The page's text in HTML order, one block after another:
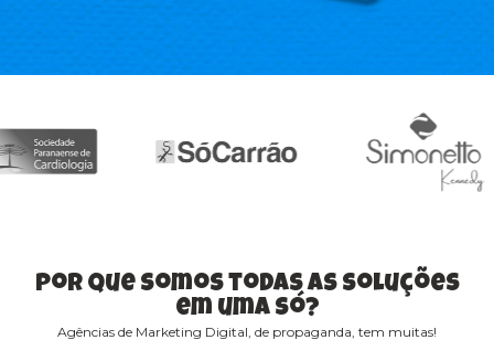
Por que somos todas as soluções
em uma só?
Agências de Marketing Digital, de propaganda, tem muitas!